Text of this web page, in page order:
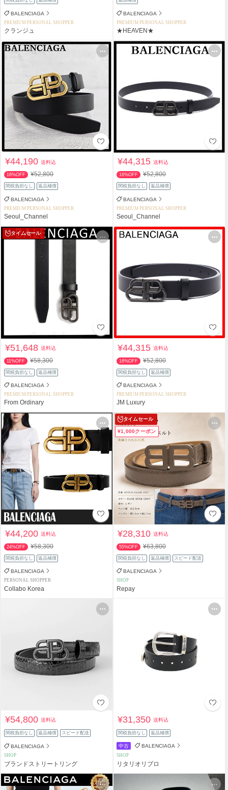
BALENCIAGA
PREMIUM PERSONAL SHOPPER
クランジュ
BALENCIAGA
PREMIUM PERSONAL SHOPPER
★HEAVEN★
¥44,190送料込
16%OFF ¥52,800
関税負担なし 返品補償
BALENCIAGA
PREMIUM PERSONAL SHOPPER
Seoul_Channel
¥44,315送料込
16%OFF ¥52,800
関税負担なし 返品補償
BALENCIAGA
PREMIUM PERSONAL SHOPPER
Seoul_Channel
タイムセール
¥51,648送料込
11%OFF ¥58,300
関税負担なし 返品補償
BALENCIAGA
PREMIUM PERSONAL SHOPPER
From Ordinary
¥44,315送料込
16%OFF ¥52,800
関税負担なし 返品補償
BALENCIAGA
PREMIUM PERSONAL SHOPPER
JM Luxury
¥44,200送料込
24%OFF ¥58,300
関税負担なし 返品補償
BALENCIAGA
PERSONAL SHOPPER
Collabo Korea
タイムセール
¥1,000クーポン
¥28,310送料込
55%OFF ¥63,800
関税負担なし 返品補償 スピード配送
BALENCIAGA
SHOP
Repay
¥54,800送料込
関税負担なし 返品補償 スピード配送
BALENCIAGA
SHOP
ブランドストリートリング
¥31,350送料込
関税負担なし 返品補償
中古 BALENCIAGA
SHOP
リタリオリブロ